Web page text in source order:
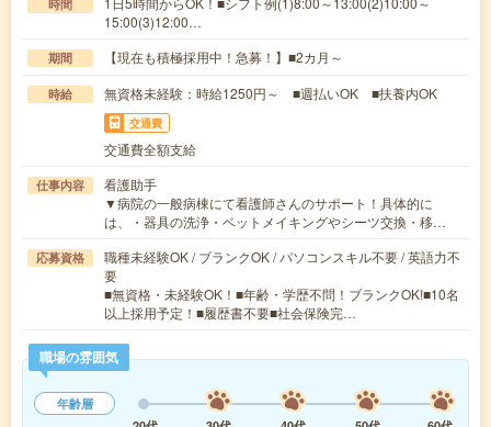
時間
15:00(3)12:00…
期間 【現在も積極採用中！急募！】■2カ月～
時給 無資格未経験：時給1250円～ ■週払いOK ■扶養内OK
交通費
交通費全額支給
仕事内容
看護助手
▼病院の一般病棟にて看護師さんのサポート！具体的に
は、・器具の洗浄・ベットメイキングやシーツ交換・移…
応募資格
職種未経験OK / ブランクOK / パソコンスキル不要 / 英語力不
要
■無資格・未経験OK！■年齢・学歴不問！ブランクOK!■10名
以上採用予定！■履歴書不要■社会保険完…
職場の雰囲気
年齢層